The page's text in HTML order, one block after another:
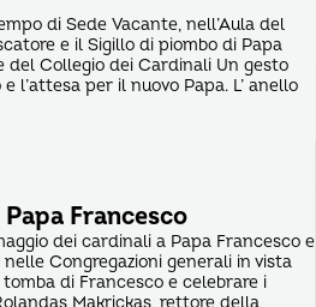
di Sede Vacante, nell’Aula del
e il Sigillo di piombo di Papa
del Collegio dei Cardinali Un gesto
per il nuovo Papa. L’ anello
Francesco
dei cardinali a Papa Francesco e
Congregazioni generali in vista
di Francesco e celebrare i
Makrickas, rettore della